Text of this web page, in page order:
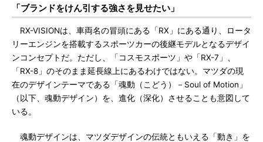
「ブランドをけん引する強さを見せたい」
RX-VISIONは、車両名の冒頭にある「RX」にある通り、ロータ
リーエンジンを搭載するスポーツカーの後継モデルとなるデザイ
ンコンセプトだ。ただし、「コスモスポーツ」や「RX-7」、
「RX-8」のそのまま延長線上にあるわけではない。マツダの現
在のデザインテーマである「魂動（こどう）－Soul of Motion」
（以下、魂動デザイン）を、進化（深化）させることも意図して
いる。
魂動デザインは、マツダデザインの伝統ともいえる「動き」を